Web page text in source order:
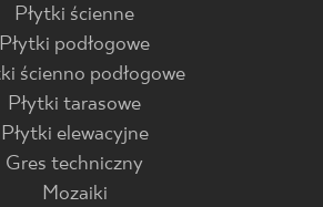
Płytki ścienne
Płytki podłogowe
ścienno podłogowe
Płytki tarasowe
Płytki elewacyjne
Gres techniczny
Mozaiki